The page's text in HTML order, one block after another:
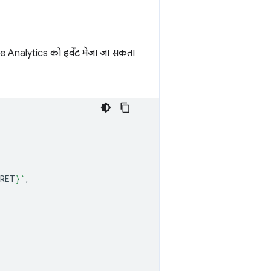
Analytics को इवेंट भेजा जा सकता
} ` ,